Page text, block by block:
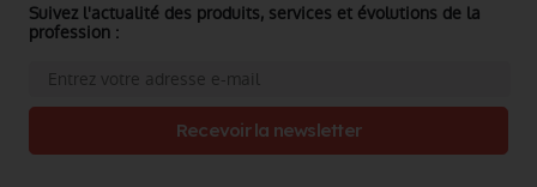
Suivez l'actualité des produits, services et évolutions de la
profession :
Recevoir la newsletter